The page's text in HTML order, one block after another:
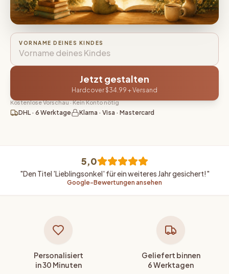
VORNAME DEINES KINDES
Jetzt gestalten
Hardcover $34.99 + Versand
Kostenlose Vorschau · Kein Konto nötig
DHL · 6 Werktage Klarna · Visa · Mastercard
5,0
"Den Titel 'Lieblingsonkel' für ein weiteres Jahr gesichert!"
Google-Bewertungen ansehen
Personalisiert
in 30 Minuten
Geliefert binnen
6 Werktagen